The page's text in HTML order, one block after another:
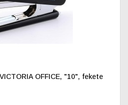
OFFICE, "10", fekete